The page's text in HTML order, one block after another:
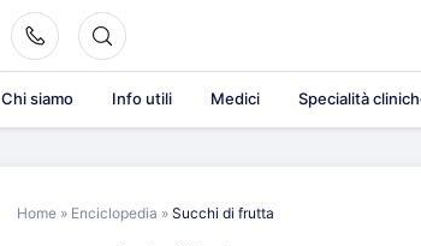
Chi siamo Info utili Medici Specialità
Home » Enciclopedia » Succhi di frutta